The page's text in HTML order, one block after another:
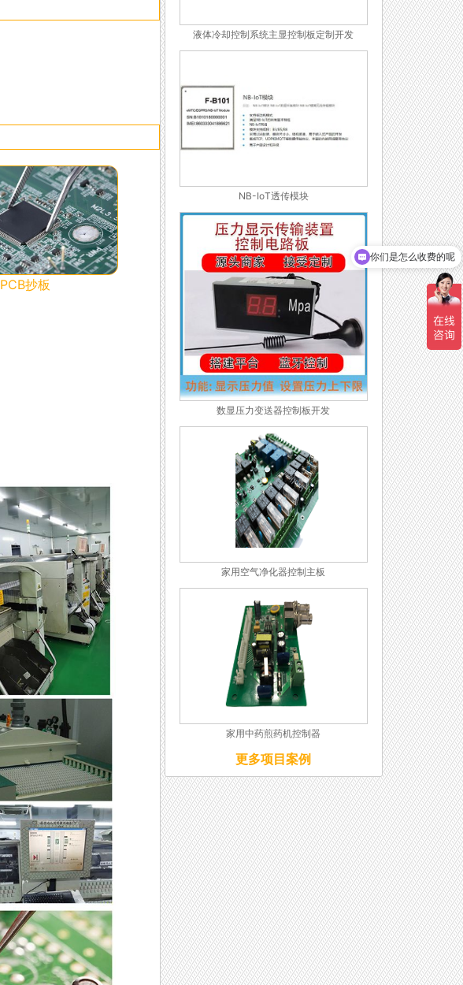
PCB抄板
液体冷却控制系统主显控制板定制开发
NB-IoT透传模块
数显压力变送器控制板开发
家用空气净化器控制主板
家用中药煎药机控制器
更多项目案例
你们是怎么收费的呢
现在有优惠活动吗